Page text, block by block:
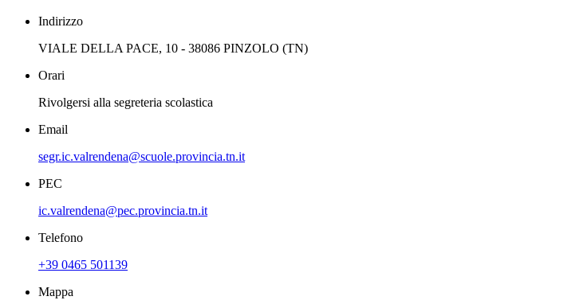
Indirizzo
VIALE DELLA PACE, 10 - 38086 PINZOLO (TN)
Orari
Rivolgersi alla segreteria scolastica
Email
segr.ic.valrendena@scuole.provincia.tn.it
PEC
ic.valrendena@pec.provincia.tn.it
Telefono
+39 0465 501139
Mappa